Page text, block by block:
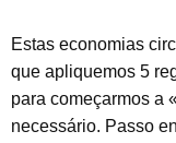
Estas economias
que apliquemos 5
para começarmos a
necessário. Passo